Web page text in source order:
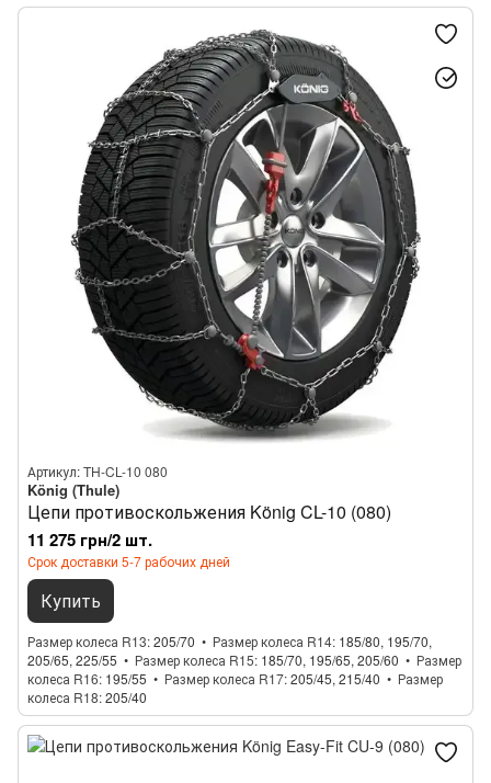
Артикул: TH-CL-10 080
König (Thule)
Цепи противоскольжения König CL-10 (080)
11 275 грн/2 шт.
Срок доставки 5-7 рабочих дней
Купить
Размер колеса R13 205/70 Размер колеса R14 185/80, 195/70,
205/65, 225/55
Размер колеса R15 185/70, 195/65, 205/60
Размер
колеса R16 195/55 Размер колеса R17 205/45, 215/40
Размер
колеса R18 205/40